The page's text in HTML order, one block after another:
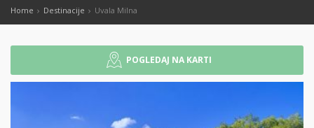
Home Destinacije Uvala Milna
POGLEDAJ NA KARTI